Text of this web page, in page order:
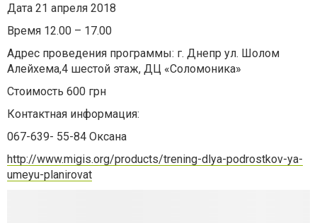
Дата 21 апреля 2018
Время 12.00 – 17.00
Адрес проведения программы: г. Днепр ул. Шолом
Алейхема,4 шестой этаж, ДЦ «Соломоника»
Стоимость 600 грн
Контактная информация:
067-639- 55-84 Оксана
http://www.migis.org/products/trening-dlya-podrostkov-ya-
umeyu-planirovat